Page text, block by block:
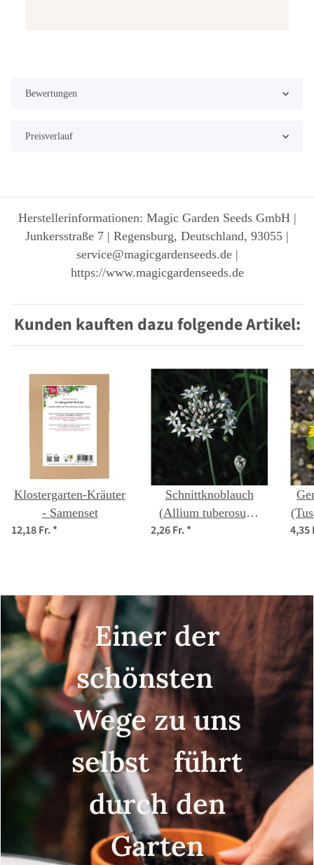
Bewertungen
Preisverlauf
Herstellerinformationen: Magic Garden Seeds GmbH |
Junkersstraße 7 | Regensburg, Deutschland, 93055 |
service@magicgardenseeds.de |
https://www.magicgardenseeds.de
Kunden kauften dazu folgende Artikel:
Klostergarten-Kräuter
- Samenset
12,18 Fr.*
Schnittknoblauch
(Allium tuberosum)
Bio-Saatgut
2,26 Fr.* 4,35
Einer der
schönsten
Wege zu uns
selbst führt
durch den
Garten